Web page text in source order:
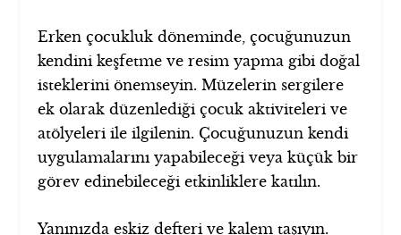
Erken çocukluk döneminde, çocuğunuzun
kendini keşfetme ve resim yapma gibi doğal
isteklerini önemseyin. Müzelerin sergilere
ek olarak düzenlediği çocuk aktiviteleri ve
atölyeleri ile ilgilenin. Çocuğunuzun kendi
uygulamalarını yapabileceği veya küçük bir
görev edinebileceği etkinliklere katılın.
Yanınızda eskiz defteri ve kalem taşıyın.